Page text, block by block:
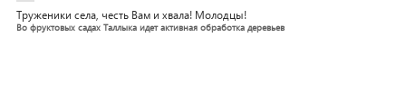
Труженики села, честь Вам и хвала! Молодцы!
Во фруктовых садах Таллыка идет активная обработка деревьев